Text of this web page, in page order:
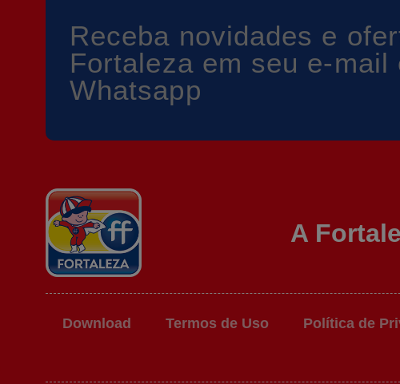
Receba novidades e
Fortaleza em seu e-mail
Whatsapp
A
Download Termos de Uso Política de